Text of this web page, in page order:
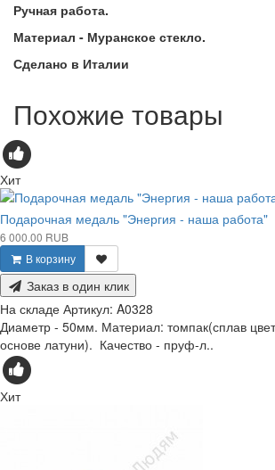
Ручная работа.
Материал - Муранское стекло.
Сделано в Италии
Похожие товары
Хит
Подарочная медаль "Энергия - наша работа"
6 000.00 RUB
В корзину
Заказ в один клик
На складе Артикул: A0328
Диаметр - 50мм. Материал: томпак(сплав
основе латуни). Качество - пруф-л..
Хит